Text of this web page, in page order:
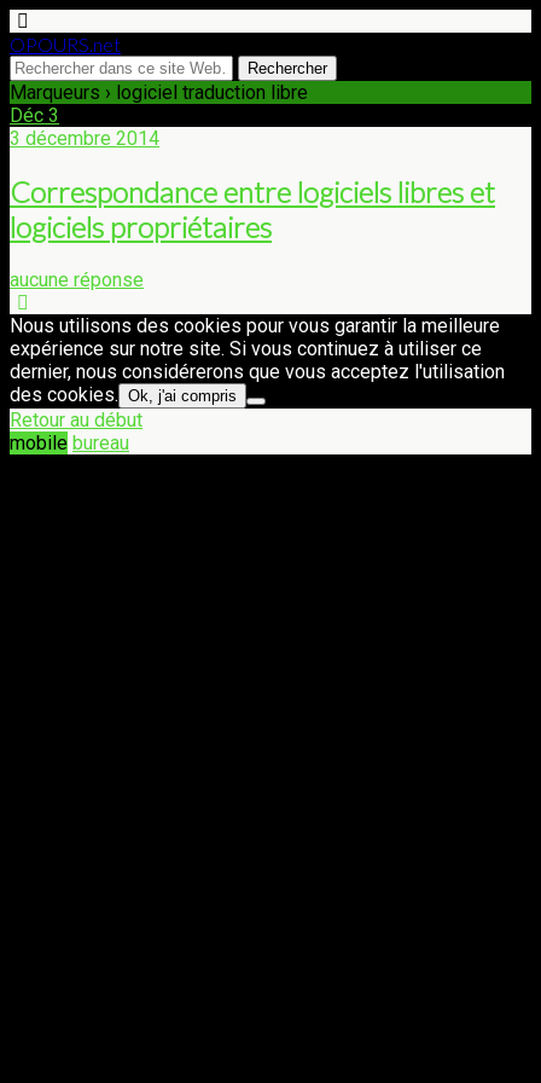
OPOURS.net
Marqueurs › logiciel traduction libre
Déc 3
3 décembre 2014
Correspondance entre logiciels libres et
logiciels propriétaires
aucune réponse
Nous utilisons des cookies pour vous garantir la meilleure
expérience sur notre site. Si vous continuez à utiliser ce
dernier, nous considérerons que vous acceptez l'utilisation
des cookies. Ok, j'ai compris
Retour au début
mobile bureau